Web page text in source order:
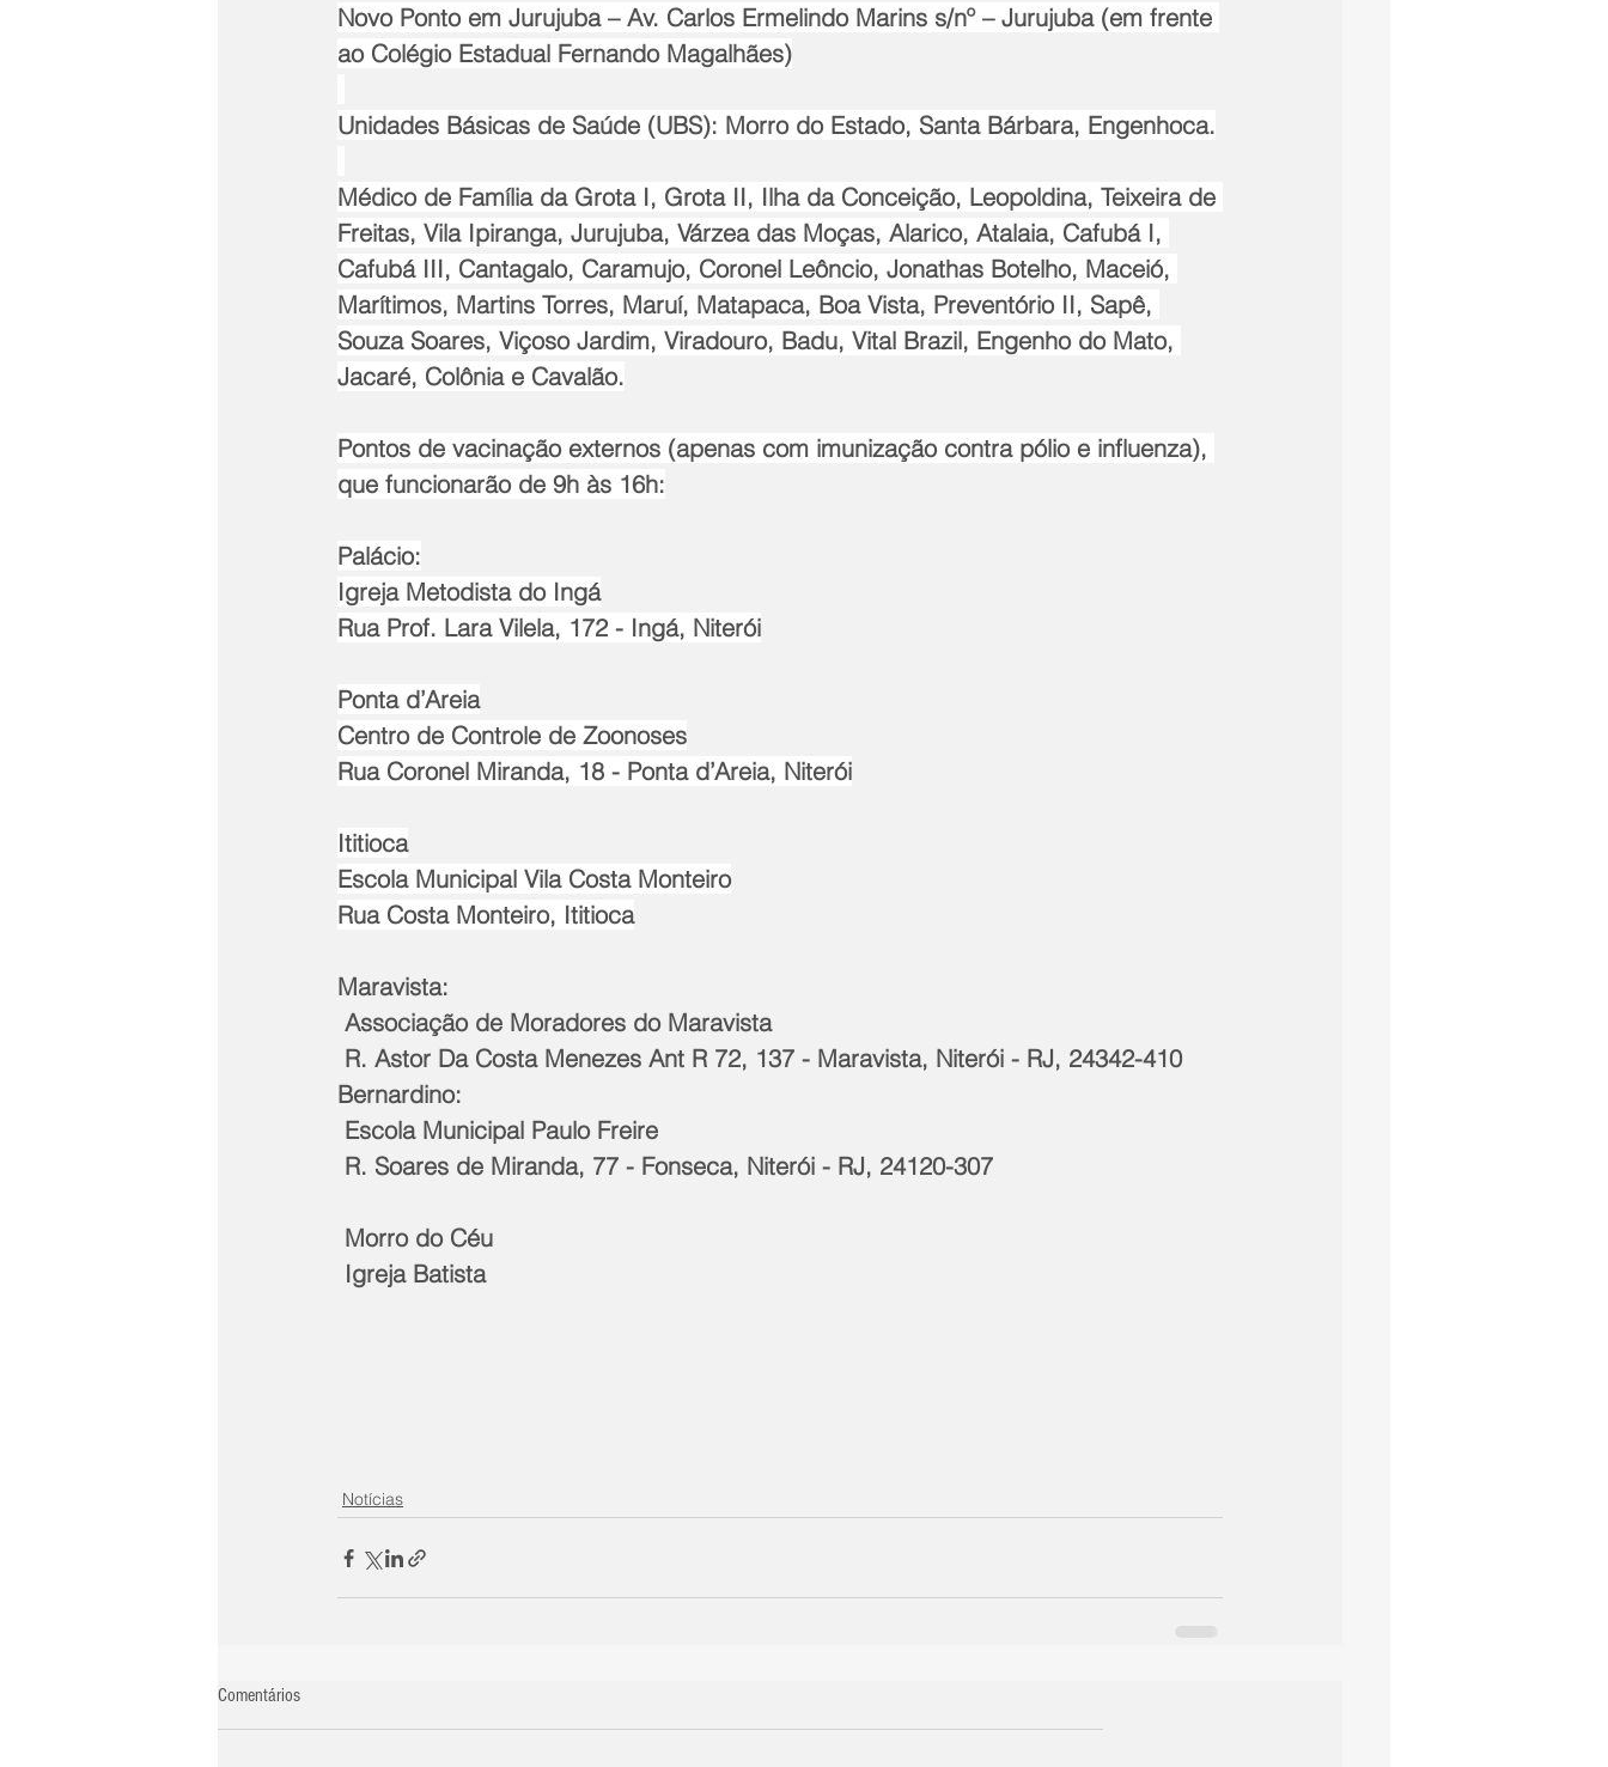
Novo Ponto em Jurujuba – Av. Carlos Ermelindo Marins s/nº – Jurujuba (em frente
ao Colégio Estadual Fernando Magalhães)
Unidades Básicas de Saúde (UBS): Morro do Estado, Santa Bárbara, Engenhoca.
Médico de Família da Grota I, Grota II, Ilha da Conceição, Leopoldina, Teixeira de
Freitas, Vila Ipiranga, Jurujuba, Várzea das Moças, Alarico, Atalaia, Cafubá I,
Cafubá III, Cantagalo, Caramujo, Coronel Leôncio, Jonathas Botelho, Maceió,
Marítimos, Martins Torres, Maruí, Matapaca, Boa Vista, Preventório II, Sapê,
Souza Soares, Viçoso Jardim, Viradouro, Badu, Vital Brazil, Engenho do Mato,
Jacaré, Colônia e Cavalão.
Pontos de vacinação externos (apenas com imunização contra pólio e influenza),
que funcionarão de 9h às 16h:
Palácio:
Igreja Metodista do Ingá
Rua Prof. Lara Vilela, 172 - Ingá, Niterói
Ponta d’Areia
Centro de Controle de Zoonoses
Rua Coronel Miranda, 18 - Ponta d’Areia, Niterói
Ititioca
Escola Municipal Vila Costa Monteiro
Rua Costa Monteiro, Ititioca
Maravista:
Associação de Moradores do Maravista
R. Astor Da Costa Menezes Ant R 72, 137 - Maravista, Niterói - RJ, 24342-410
Bernardino:
Escola Municipal Paulo Freire
R. Soares de Miranda, 77 - Fonseca, Niterói - RJ, 24120-307
Morro do Céu
Igreja Batista
Notícias
Comentários